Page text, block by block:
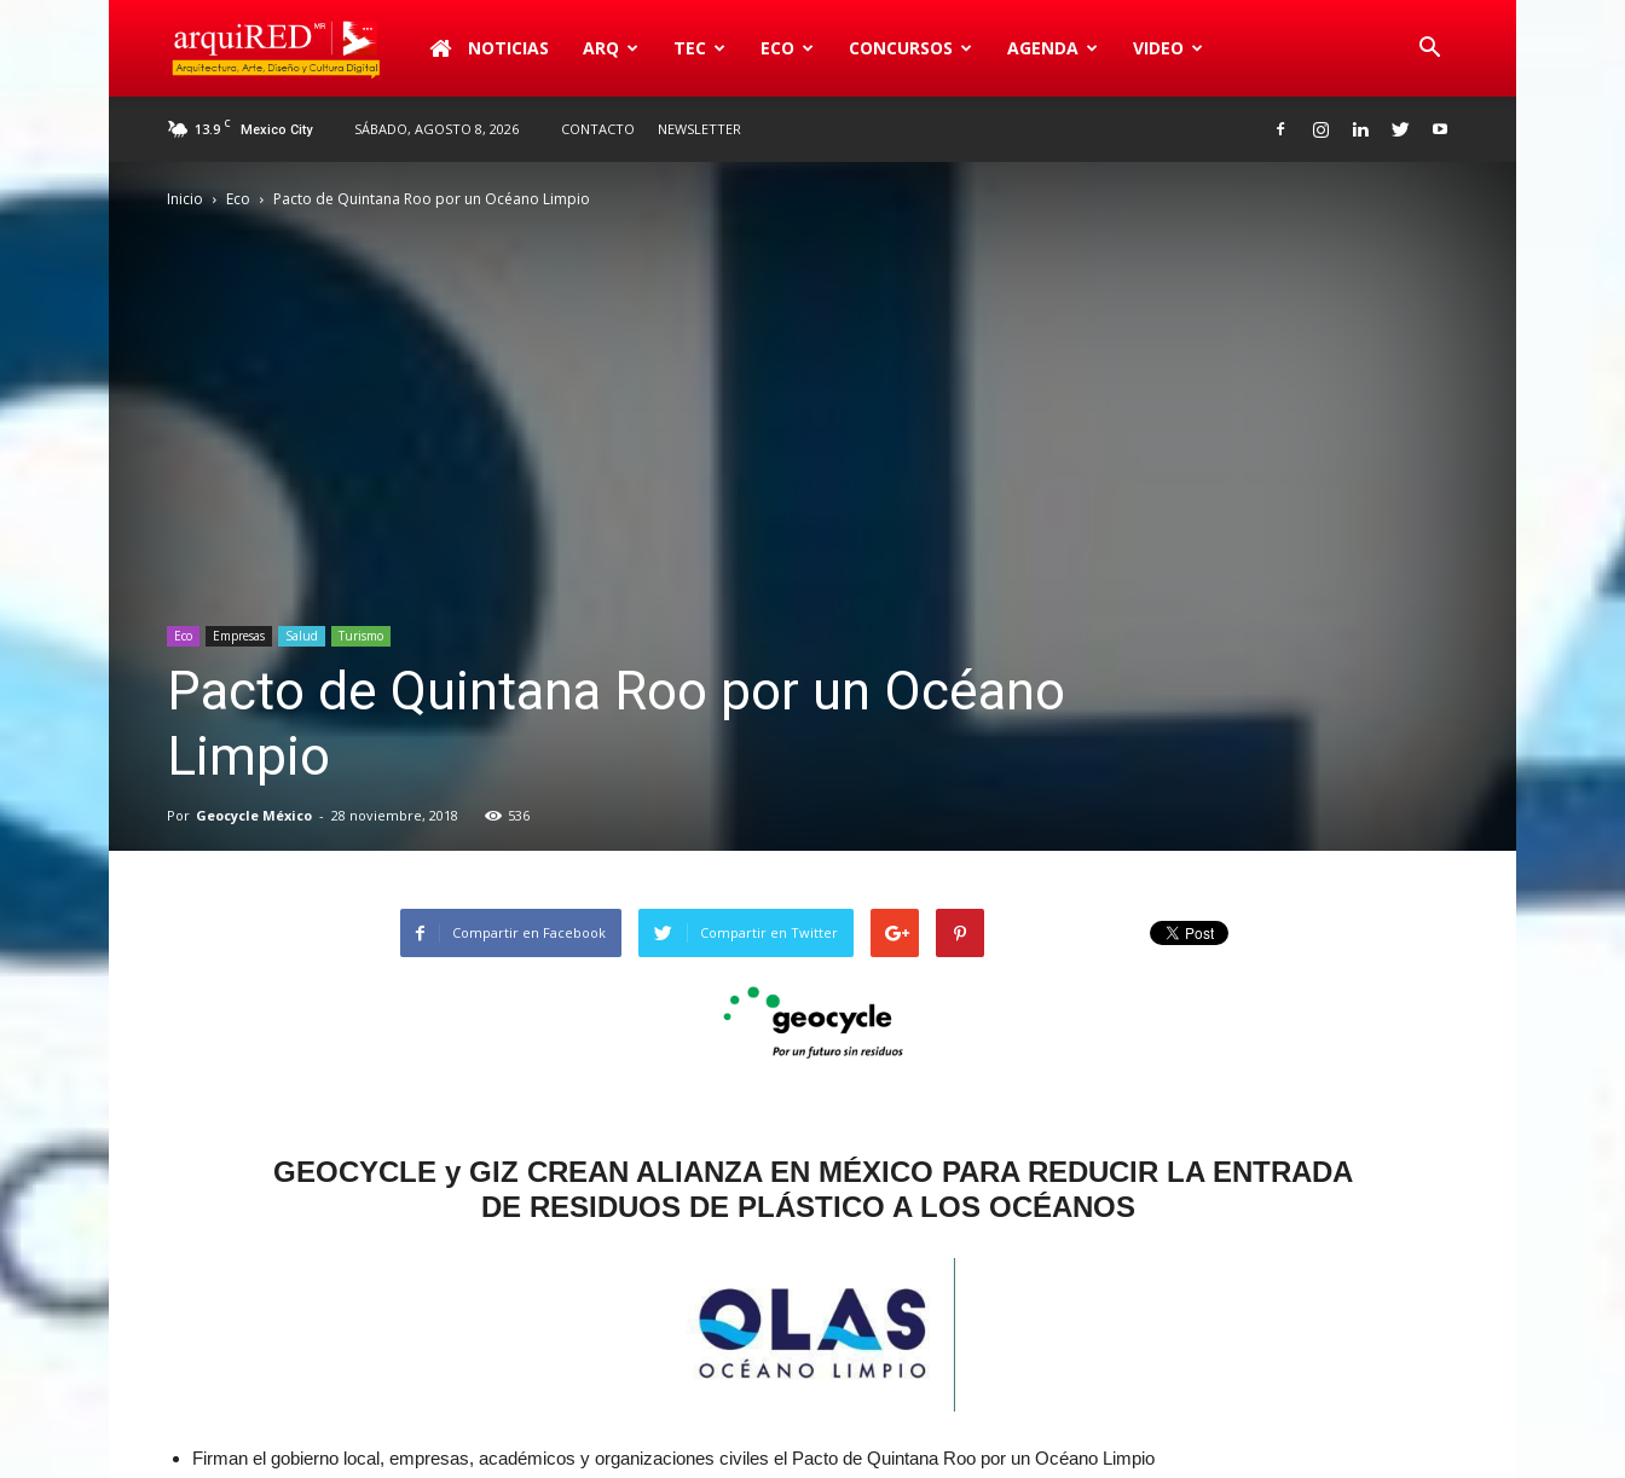
arquiREDNOTICIAS ARQ TEC ECO CONCURSOS AGENDA VIDEO
13.9 C Mexico City SÁBADO, AGOSTO 8, 2026 CONTACTO NEWSLETTER
Inicio Eco Pacto de Quintana Roo por un Océano Limpio
Eco Empresas Salud Turismo
Pacto de Quintana Roo por un Océano
Limpio
Por Geocycle México - 28 noviembre, 2018 536
Compartir en Facebook Compartir en Twitter
GEOCYCLE y GIZ CREAN ALIANZA EN MÉXICO PARA REDUCIR LA ENTRADA
DE RESIDUOS DE PLÁSTICO A LOS OCÉANOS
Firman el gobierno local, empresas, académicos y organizaciones civiles el Pacto de Quintana Roo por un Océano Limpio